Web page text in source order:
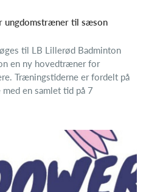
ungdomstræner til sæson
til LB Lillerød Badminton
en ny hovedtræner for
Træningstiderne er fordelt på
med en samlet tid på 7